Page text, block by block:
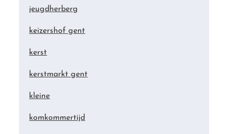
jeugdherberg
keizershof gent
kerst
kerstmarkt gent
kleine
komkommertijd